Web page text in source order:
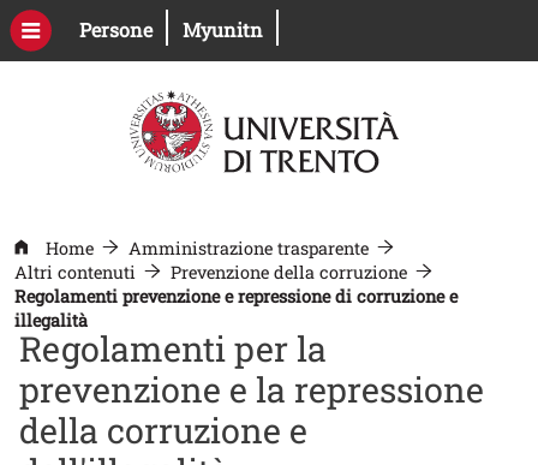
Salta al contenuto principale
PersoneApri il link in una nuova finestra
MyunitnApri il link in una nuova
Home
Amministrazione trasparente
Altri contenuti
Prevenzione della corruzione
Regolamenti prevenzione e repressione di corruzione e
illegalità
Regolamenti per la
prevenzione e la repressione
della corruzione e